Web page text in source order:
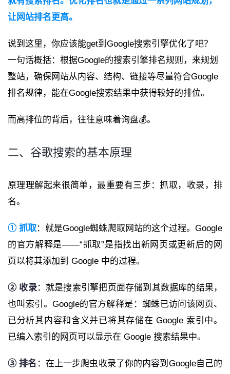
让网站排名更高。
说到这里，你应该能get到Google搜索引擎优化了吧？
一句话概括：根据Google的搜索引擎排名规则，来规划
整站，确保网站从内容、结构、链接等尽量符合Google
排名规律，能在Google搜索结果中获得较好的排位。
而高排位的背后，往往意味着询盘💰。
二、谷歌搜索的基本原理
原理理解起来很简单，最重要有三步：抓取，收录，排
名。
① 抓取：就是Google蜘蛛爬取网站的这个过程。Google
的官方解释是——“抓取”是指找出新网页或更新后的网
页以将其添加到 Google 中的过程。
② 收录：就是搜索引擎把页面存储到其数据库的结果，
也叫索引。Google的官方解释是：蜘蛛已访问该网页、
已分析其内容和含义并已将其存储在 Google 索引中。
已编入索引的网页可以显示在 Google 搜索结果中。
③ 排名 ：在上一步爬虫收录了你的内容到Google自己的